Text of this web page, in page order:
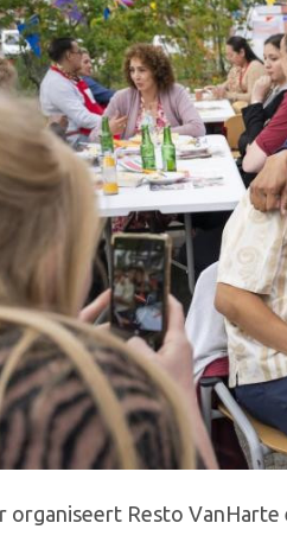
organiseert Resto VanHarte